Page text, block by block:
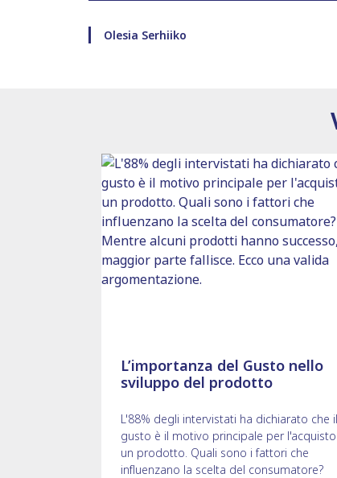
Olesia Serhiiko
L’importanza del Gusto nello
sviluppo del prodotto
L'88% degli intervistati ha dichiarato che il
gusto è il motivo principale per
un prodotto. Quali sono i fattori che
influenzano la scelta del consumatore?